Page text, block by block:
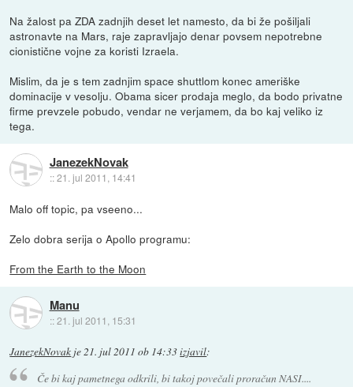
Na žalost pa ZDA zadnjih deset let namesto, da bi že pošiljali
astronavte na Mars, raje zapravljajo denar povsem nepotrebne
cionistične vojne za koristi Izraela.
Mislim, da je s tem zadnjim space shuttlom konec ameriške
dominacije v vesolju. Obama sicer prodaja meglo, da bodo privatne
firme prevzele pobudo, vendar ne verjamem, da bo kaj veliko iz
tega.
JanezekNovak
::21. jul 2011, 14:41
Malo off topic, pa vseeno...
Zelo dobra serija o Apollo programu:
From the Earth to the Moon
Manu
::21. jul 2011, 15:31
JanezekNovak je21. jul 2011 ob 14:33izjavil:
Če bi kaj pametnega odkrili, bi takoj povečali proračun NASI....